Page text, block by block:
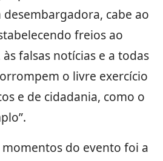
cabe ao
freios ao
falsas notícias e a todas
o livre exercício
e de cidadania, como o
do evento foi a